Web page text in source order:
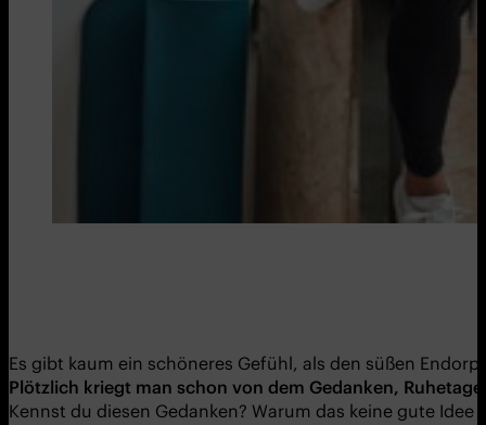
Es gibt kaum ein schöneres Gefühl, als den süßen
Plötzlich kriegt man schon von dem Gedanken,
Kennst du diesen Gedanken? Warum das keine gute